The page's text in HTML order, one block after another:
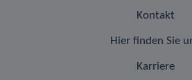
Kontakt
Hier finden Sie
Karriere